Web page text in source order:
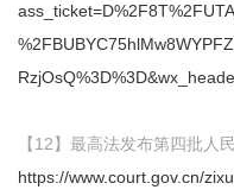
【12】最高法发布第四批人
https://www.court.gov.cn/